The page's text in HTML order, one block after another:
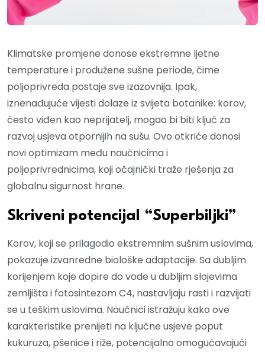
Klimatske promjene donose ekstremne ljetne
temperature i produžene sušne periode, čime
poljoprivreda postaje sve izazovnija. Ipak,
iznenađujuće vijesti dolaze iz svijeta botanike: korov,
često viđen kao neprijatelj, mogao bi biti ključ za
razvoj usjeva otpornijih na sušu. Ovo otkriće donosi
novi optimizam među naučnicima i
poljoprivrednicima, koji očajnički traže rješenja za
globalnu sigurnost hrane.
Skriveni potencijal “Superbiljki”
Korov, koji se prilagodio ekstremnim sušnim uslovima,
pokazuje izvanredne biološke adaptacije. Sa dubljim
korijenjem koje dopire do vode u dubljim slojevima
zemljišta i fotosintezom C4, nastavljaju rasti i razvijati
se u teškim uslovima. Naučnici istražuju kako ove
karakteristike prenijeti na ključne usjeve poput
kukuruza, pšenice i riže, potencijalno omogućavajući